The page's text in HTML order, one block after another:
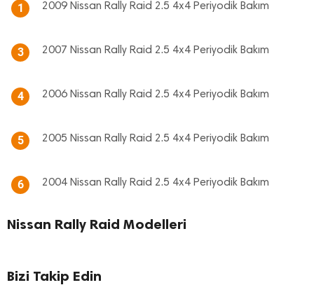
1 2009 Nissan Rally Raid 2.5 4x4 Periyodik Bakım
3 2007 Nissan Rally Raid 2.5 4x4 Periyodik Bakım
4 2006 Nissan Rally Raid 2.5 4x4 Periyodik Bakım
5 2005 Nissan Rally Raid 2.5 4x4 Periyodik Bakım
6 2004 Nissan Rally Raid 2.5 4x4 Periyodik Bakım
Nissan Rally Raid Modelleri
Bizi Takip Edin